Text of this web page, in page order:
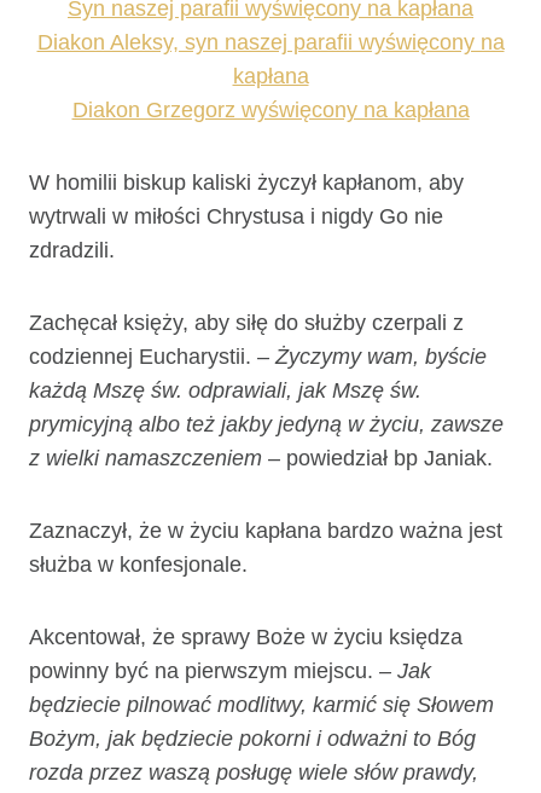
Syn naszej parafii wyświęcony na kapłana
Diakon Aleksy, syn naszej parafii wyświęcony na
kapłana
Diakon Grzegorz wyświęcony na kapłana
W homilii biskup kaliski życzył kapłanom, aby
wytrwali w miłości Chrystusa i nigdy Go nie
zdradzili.
Zachęcał księży, aby siłę do służby czerpali z
codziennej Eucharystii. – Życzymy wam, byście
każdą Mszę św. odprawiali, jak Mszę św.
prymicyjną albo też jakby jedyną w życiu, zawsze
z wielki namaszczeniem – powiedział bp Janiak.
Zaznaczył, że w życiu kapłana bardzo ważna jest
służba w konfesjonale.
Akcentował, że sprawy Boże w życiu księdza
powinny być na pierwszym miejscu. – Jak
będziecie pilnować modlitwy, karmić się Słowem
Bożym, jak będziecie pokorni i odważni to Bóg
rozda przez waszą posługę wiele słów prawdy,